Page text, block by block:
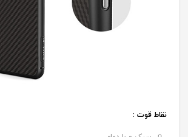
نقاط قوت :